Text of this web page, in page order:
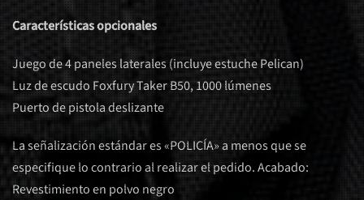
Características opcionales
Juego de 4 paneles laterales (incluye estuche Pelican)
Luz de escudo Foxfury Taker B50, 1000 lúmenes
Puerto de pistola deslizante
La señalización estándar es «POLICÍA» a menos que se
especifique lo contrario al realizar el pedido. Acabado:
Revestimiento en polvo negro